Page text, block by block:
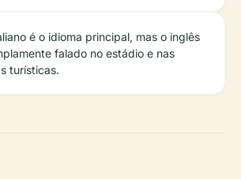
é o idioma principal, mas o inglês
falado no estádio e nas
turísticas.